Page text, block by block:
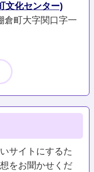
文化センター)
倉町大字関口字一
サイトにするた
をお聞かせくだ